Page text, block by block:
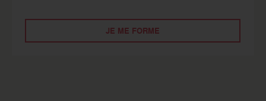
JE ME FORME